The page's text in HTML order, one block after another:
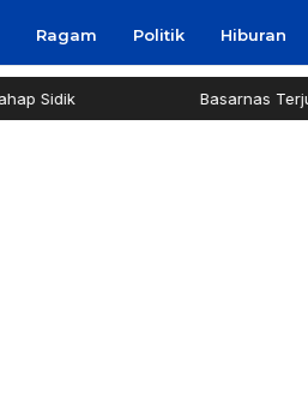
Ragam Politik Hiburan
Basarnas Terjunkan